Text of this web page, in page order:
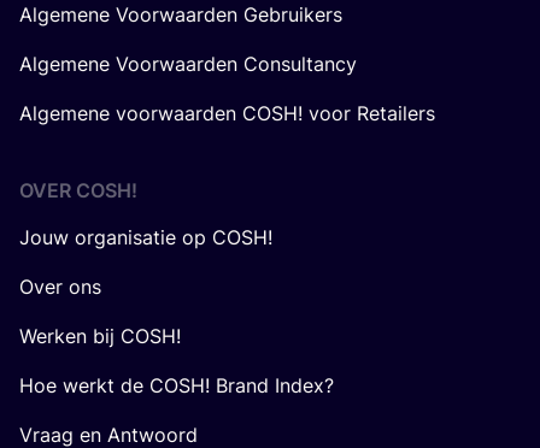
Algemene Voorwaarden Gebruikers
Algemene Voorwaarden Consultancy
Algemene voorwaarden COSH! voor Retailers
OVER COSH!
Jouw organisatie op COSH!
Over ons
Werken bij COSH!
Hoe werkt de COSH! Brand Index?
Vraag en Antwoord